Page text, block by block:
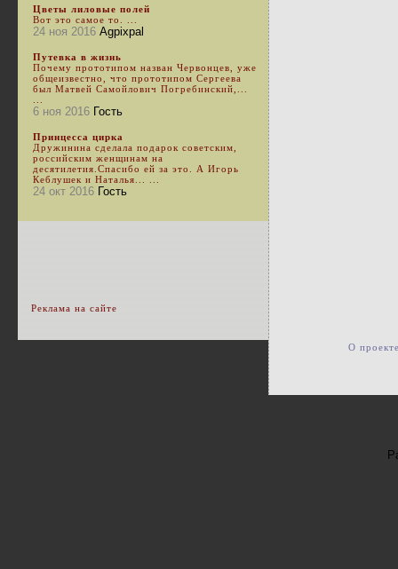
Цветы лиловые полей
Вот это самое то. ...
24 ноя 2016 Agpixpal
Путевка в жизнь
Почему прототипом назван Червонцев, уже
общеизвестно, что прототипом Сергеева
был Матвей Самойлович Погребинский,...
6 ноя 2016 Гость
Принцесса цирка
Дружинина сделала подарок советским,
российским женщинам на
десятилетия.Спасибо ей за это. А Игорь
Кеблушек и Наталья... ...
24 окт 2016 Гость
Реклама на сайте
О